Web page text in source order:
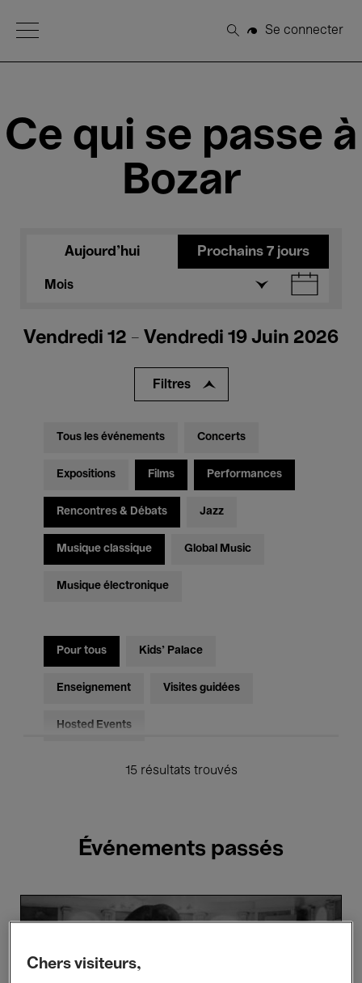
Open Menu
Rechercher
Se connecter
Ce qui se passe à
Bozar
Aujourd'hui Prochains 7 jours
Mois
Vendredi 12 - Vendredi 19 Juin 2026
Filtres
Tous les événements Concerts
Expositions Films Performances
Rencontres & Débats Jazz
Musique classique Global Music
Musique électronique
Pour tous Kids’ Palace
Enseignement Visites guidées
Hosted Events
15 résultats trouvés
Événements passés
Out
-Chers visiteurs,